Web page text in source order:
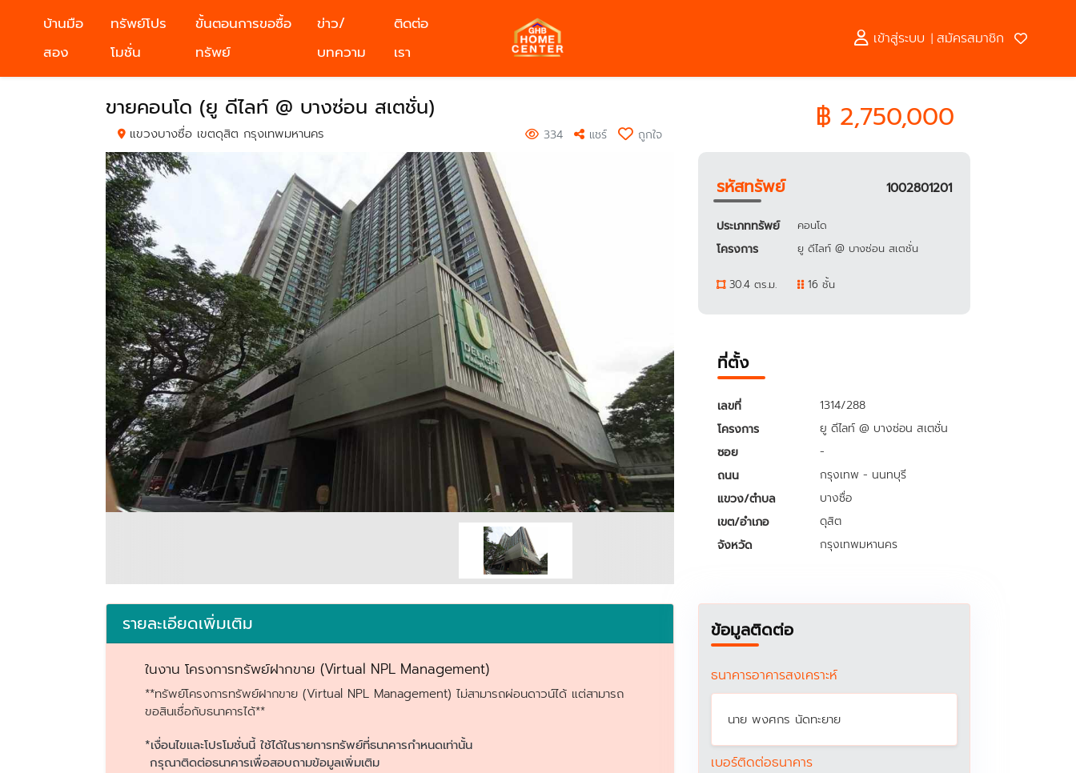
บ้านมือ
สอง
ทรัพย์โปร
โมชั่น
ขั้นตอนการขอซื้อ
ทรัพย์
ข่าว/
บทความ
ติดต่อ
เรา
เข้าสู่ระบบ | สมัครสมาชิก
ขายคอนโด (ยู ดีไลท์ @ บางซ่อน สเตชั่น)
แขวงบางซื่อ เขตดุสิต กรุงเทพมหานคร 334 แชร์ ถูกใจ ฿ 2,750,000
รหัสทรัพย์ 1002801201
ประเภททรัพย์ คอนโด
โครงการ ยู ดีไลท์ @ บางซ่อน สเตชั่น
30.4 ตร.ม. 16 ชั้น
ที่ตั้ง
เลขที่
1314/288
โครงการ
ยู ดีไลท์ @ บางซ่อน สเตชั่น
ซอย
-
ถนน
กรุงเทพ - นนทบุรี
แขวง/ตำบล
บางซื่อ
เขต/อำเภอ
ดุสิต
จังหวัด
กรุงเทพมหานคร
รายละเอียดเพิ่มเติม
ในงาน โครงการทรัพย์ฝากขาย (Virtual NPL Management)
**ทรัพย์โครงการทรัพย์ฝากขาย (Virtual NPL Management) ไม่สามารถผ่อนดาวน์ได้ แต่สามารถ
ขอสินเชื่อกับธนาคารได้**
*เงื่อนไขและโปรโมชั่นนี้ ใช้ได้ในรายการทรัพย์ที่ธนาคารกำหนดเท่านั้น
กรุณาติดต่อธนาคารเพื่อสอบถามข้อมูลเพิ่มเติม
ข้อมูลติดต่อ
ธนาคารอาคารสงเคราะห์
นาย พงศกร นัดทะยาย
เบอร์ติดต่อธนาคาร